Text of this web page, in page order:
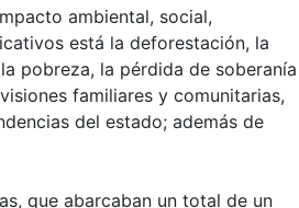
ambiental, social,
está la deforestación, la
pobreza, la pérdida de soberanía
familiares y comunitarias,
del estado; además de
que abarcaban un total de un